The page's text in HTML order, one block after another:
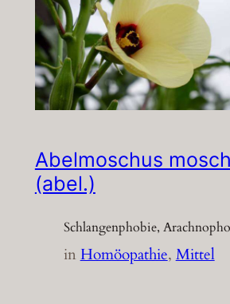
Abelmoschus
(abel.)
Schlangenphobie,
inHomöopathie, Mittel